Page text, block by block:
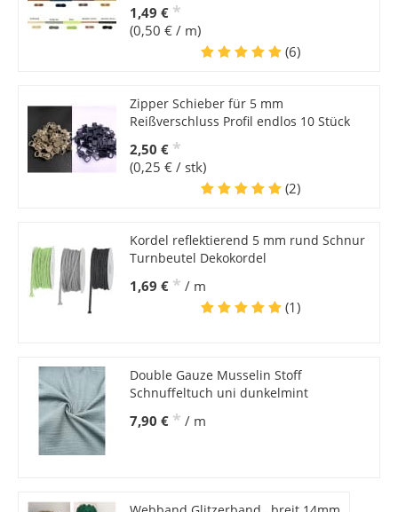
1,49 € *
(0,50 € / m)
(6)
Zipper Schieber für 5 mm
Reißverschluss Profil endlos 10 Stück
2,50 € *
(0,25 € / stk)
(2)
Kordel reflektierend 5 mm rund Schnur
Turnbeutel Dekokordel
1,69 € * / m
(1)
Double Gauze Musselin Stoff
Schnuffeltuch uni dunkelmint
7,90 € * / m